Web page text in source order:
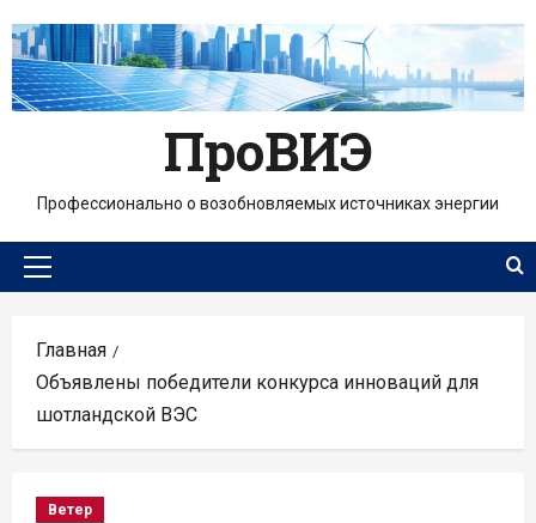
содержимому
ПроВИЭ
Профессионально о возобновляемых источниках энергии
Основное
Главная
Объявлены победители конкурса инноваций для
шотландской ВЭС
Ветер